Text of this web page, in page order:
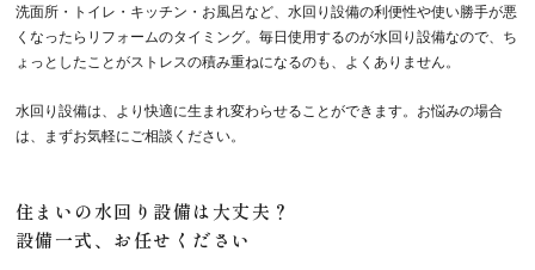
洗面所・トイレ・キッチン・お風呂など、水回り設備の利便性や使い勝手が悪
くなったらリフォームのタイミング。毎日使用するのが水回り設備なので、ち
ょっとしたことがストレスの積み重ねになるのも、よくありません。
水回り設備は、より快適に生まれ変わらせることができます。お悩みの場合
は、まずお気軽にご相談ください。
住まいの水回り設備は大丈夫？
設備一式、お任せください